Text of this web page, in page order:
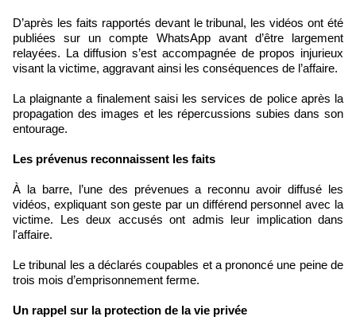
D’après les faits rapportés devant le tribunal, les vidéos ont été
publiées sur un compte WhatsApp avant d’être largement
relayées. La diffusion s’est accompagnée de propos injurieux
visant la victime, aggravant ainsi les conséquences de l’affaire.
La plaignante a finalement saisi les services de police après la
propagation des images et les répercussions subies dans son
entourage.
Les prévenus reconnaissent les faits
À la barre, l’une des prévenues a reconnu avoir diffusé les
vidéos, expliquant son geste par un différend personnel avec la
victime. Les deux accusés ont admis leur implication dans
l'affaire.
Le tribunal les a déclarés coupables et a prononcé une peine de
trois mois d’emprisonnement ferme.
Un rappel sur la protection de la vie privée